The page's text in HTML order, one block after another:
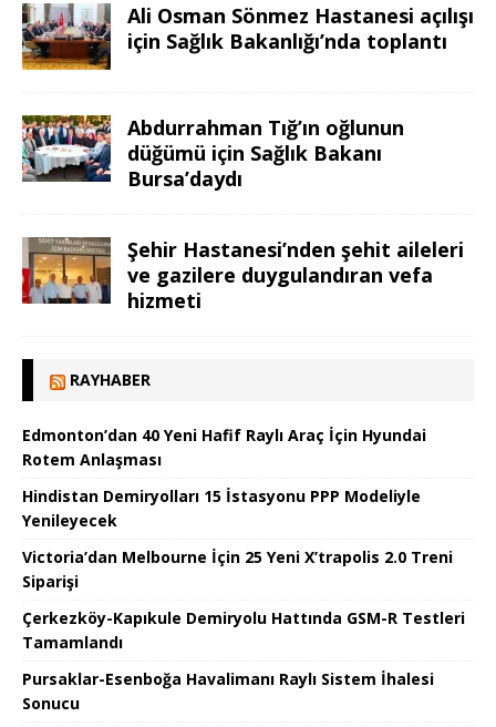
Ali Osman Sönmez Hastanesi açılışı
için Sağlık Bakanlığı’nda toplantı
Abdurrahman Tığ’ın oğlunun
düğümü için Sağlık Bakanı
Bursa’daydı
Şehir Hastanesi’nden şehit aileleri
ve gazilere duygulandıran vefa
hizmeti
RAYHABER
Edmonton’dan 40 Yeni Hafif Raylı Araç İçin Hyundai
Rotem Anlaşması
Hindistan Demiryolları 15 İstasyonu PPP Modeliyle
Yenileyecek
Victoria’dan Melbourne İçin 25 Yeni X’trapolis 2.0 Treni
Siparişi
Çerkezköy-Kapıkule Demiryolu Hattında GSM-R Testleri
Tamamlandı
Pursaklar-Esenboğa Havalimanı Raylı Sistem İhalesi
Sonucu